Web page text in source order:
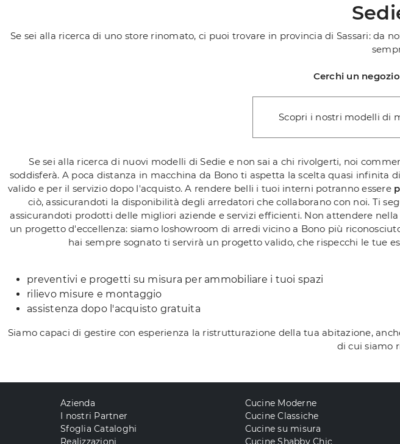
Se sei alla ricerca di uno store rinomato, ci puoi trovare in provincia di Sassari: da
Cerchi un
Scopri i nostri modelli di
Se sei alla ricerca di nuovi modelli di Sedie e non sai a chi rivolgerti, noi
soddisferà. A poca distanza in macchina da Bono ti aspetta la scelta quasi
valido e per il servizio dopo l'acquisto. A rendere belli i tuoi interni potranno essere
ciò, assicurandoti la disponibilità degli arredatori che collaborano con noi. Ti
assicurandoti prodotti delle migliori aziende e servizi efficienti. Non attendere
un progetto d'eccellenza: siamo loshowroom di arredi vicino a Bono più
hai sempre sognato ti servirà un progetto valido, che rispecchi le tue
preventivi e progetti su misura per ammobiliare i tuoi spazi
rilievo misure e montaggio
assistenza dopo l'acquisto gratuita
Siamo capaci di gestire con esperienza la ristrutturazione della tua abitazione,
di cui siamo
Azienda
I nostri Partner
Sfoglia Cataloghi
Cucine Moderne
Cucine Classiche
Cucine su misura